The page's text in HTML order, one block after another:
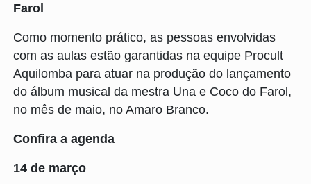
Farol
Como momento prático, as pessoas envolvidas
com as aulas estão garantidas na equipe Procult
Aquilomba para atuar na produção do lançamento
do álbum musical da mestra Una e Coco do Farol,
no mês de maio, no Amaro Branco.
Confira a agenda
14 de março